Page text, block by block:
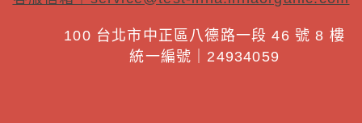
100 台北市中正區八德路一段 46 號 8 樓
統一編號｜24934059